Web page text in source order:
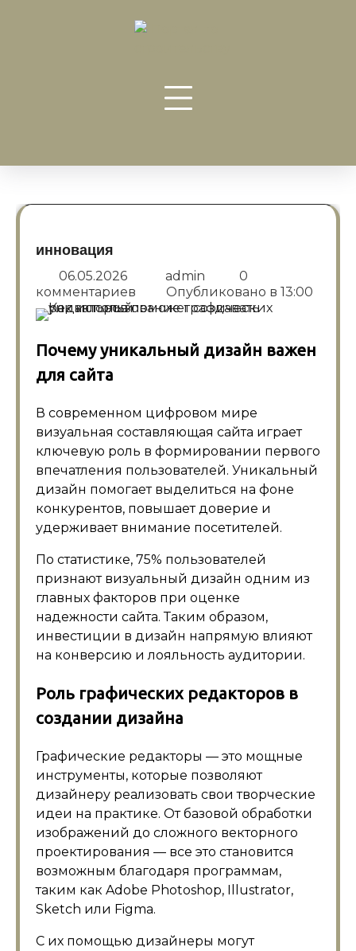
инновация
06.05.2026 admin
0
комментариев
Опубликовано в 13:00
Почему уникальный дизайн важен
для сайта
В современном цифровом мире
визуальная составляющая сайта играет
ключевую роль в формировании первого
впечатления пользователей. Уникальный
дизайн помогает выделиться на фоне
конкурентов, повышает доверие и
удерживает внимание посетителей.
По статистике, 75% пользователей
признают визуальный дизайн одним из
главных факторов при оценке
надежности сайта. Таким образом,
инвестиции в дизайн напрямую влияют
на конверсию и лояльность аудитории.
Роль графических редакторов в
создании дизайна
Графические редакторы — это мощные
инструменты, которые позволяют
дизайнеру реализовать свои творческие
идеи на практике. От базовой обработки
изображений до сложного векторного
проектирования — все это становится
возможным благодаря программам,
таким как Adobe Photoshop, Illustrator,
Sketch или Figma.
С их помощью дизайнеры могут